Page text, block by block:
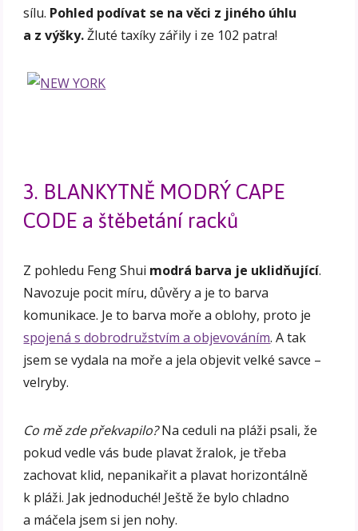
sílu. Pohled podívat se na věci z jiného úhlu
a z výšky.Žluté taxíky zářily i ze 102 patra!
3. BLANKYTNĚ MODRÝ CAPE
CODE a štěbetání racků
Z pohledu Feng Shui modrá barva je uklidňující.
Navozuje pocit míru, důvěry a je to barva
komunikace. Je to barva moře a oblohy, proto je
spojená s dobrodružstvím a objevováním. A tak
jsem se vydala na moře a jela objevit velké savce –
velryby.
Co mě zde překvapilo?Na ceduli na pláži psali, že
pokud vedle vás bude plavat žralok, je třeba
zachovat klid, nepanikařit a plavat horizontálně
k pláži. Jak jednoduché! Ještě že bylo chladno
a máčela jsem si jen nohy.